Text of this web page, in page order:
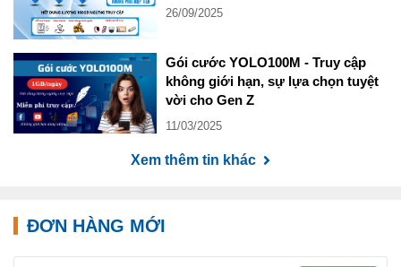
26/09/2025
Gói cước YOLO100M - Truy cập
không giới hạn, sự lựa chọn tuyệt
vời cho Gen Z
11/03/2025
Xem thêm tin khác
ĐƠN HÀNG MỚI